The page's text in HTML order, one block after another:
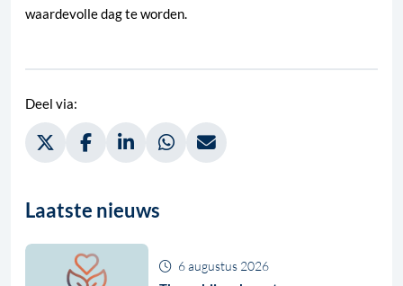
waardevolle dag te worden.
Deel via:
Deel via Twitter, opent in nieuw tabblad
Deel via Facebook, opent in nieuw tabblad
Deel via LinkedIn, opent in nieuw tabblad
Deel via WhatsApp, opent in nieuw
Deel via Mail, opent in nieuw
Laatste nieuws
6 augustus 2026